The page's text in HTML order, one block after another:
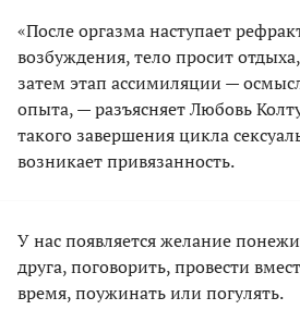
«После оргазма наступает
возбуждения, тело просит
затем этап ассимиляции —
опыта, — разъясняет Любовь
такого завершения цикла
возникает привязанность.
У нас появляется желание
друга, поговорить, провести
время, поужинать или погулять.